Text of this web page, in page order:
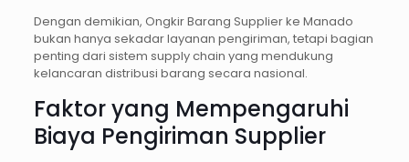
Dengan demikian, Ongkir Barang Supplier ke Manado
bukan hanya sekadar layanan pengiriman, tetapi bagian
penting dari sistem supply chain yang mendukung
kelancaran distribusi barang secara nasional.
Faktor yang Mempengaruhi
Biaya Pengiriman Supplier